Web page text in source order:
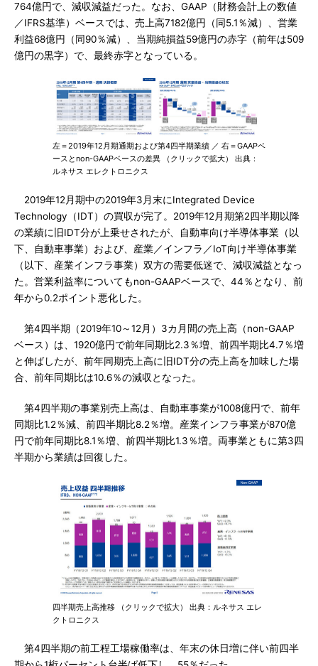
764億円で、減収減益だった。なお、GAAP（財務会計上の数値
／IFRS基準）ベースでは、売上高7182億円（同5.1％減）、営業
利益68億円（同90％減）、当期純損益59億円の赤字（前年は509
億円の黒字）で、最終赤字となっている。
左＝2019年12月期通期および第4四半期業績 ／ 右＝GAAPベ
ースとnon-GAAPベースの差異 （クリックで拡大） 出典：
ルネサス エレクトロニクス
2019年12月期中の2019年3月末にIntegrated Device
Technology（IDT）の買収が完了。2019年12月期第2四半期以降
の業績に旧IDT分が上乗せされたが、自動車向け半導体事業（以
下、自動車事業）および、産業／インフラ／IoT向け半導体事業
（以下、産業インフラ事業）双方の需要低迷で、減収減益となっ
た。営業利益率についてもnon-GAAPベースで、44％となり、前
年から0.2ポイント悪化した。
第4四半期（2019年10～12月）3カ月間の売上高（non-GAAP
ベース）は、1920億円で前年同期比2.3％増、前四半期比4.7％増
と伸ばしたが、前年同期売上高に旧IDT分の売上高を加味した場
合、前年同期比は10.6％の減収となった。
第4四半期の事業別売上高は、自動車事業が1008億円で、前年
同期比1.2％減、前四半期比8.2％増。産業インフラ事業が870億
円で前年同期比8.1％増、前四半期比1.3％増。両事業ともに第3四
半期から業績は回復した。
四半期売上高推移 （クリックで拡大） 出典：ルネサス エレ
クトロニクス
第4四半期の前工程工場稼働率は、年末の休日増に伴い前四半